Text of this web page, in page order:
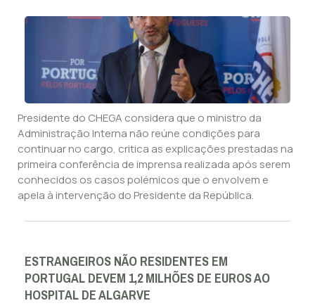
Presidente do CHEGA considera que o ministro da
Administração Interna não reúne condições para
continuar no cargo, critica as explicações prestadas na
primeira conferência de imprensa realizada após serem
conhecidos os casos polémicos que o envolvem e
apela à intervenção do Presidente da República.
ESTRANGEIROS NÃO RESIDENTES EM
PORTUGAL DEVEM 1,2 MILHÕES DE EUROS AO
HOSPITAL DE ALGARVE